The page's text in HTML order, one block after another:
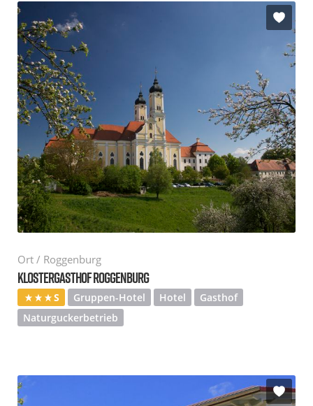
Ort / Roggenburg
KLOSTERGASTHOF ROGGENBURG
S Gruppen-Hotel Hotel
Gasthof
Naturguckerbetrieb